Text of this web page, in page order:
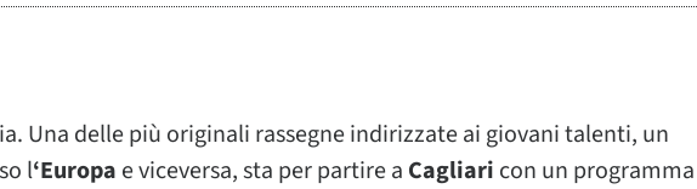
Una delle più originali rassegne indirizzate ai giovani talenti, un
l‘Europa e viceversa, sta per partire a Cagliari con un programma